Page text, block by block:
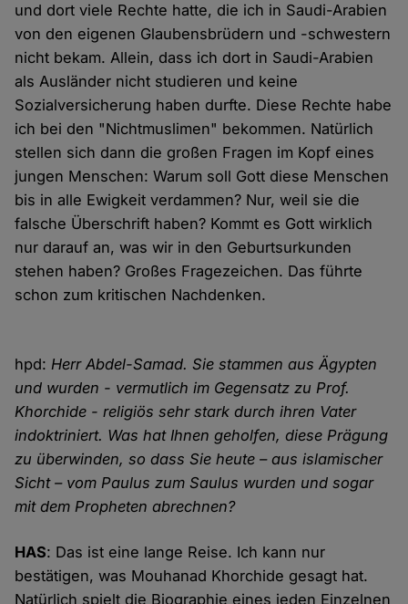
und dort viele Rechte hatte, die ich in Saudi-Arabien
von den eigenen Glaubensbrüdern und -schwestern
nicht bekam. Allein, dass ich dort in Saudi-Arabien
als Ausländer nicht studieren und keine
Sozialversicherung haben durfte. Diese Rechte habe
ich bei den "Nichtmuslimen" bekommen. Natürlich
stellen sich dann die großen Fragen im Kopf eines
jungen Menschen: Warum soll Gott diese Menschen
bis in alle Ewigkeit verdammen? Nur, weil sie die
falsche Überschrift haben? Kommt es Gott wirklich
nur darauf an, was wir in den Geburtsurkunden
stehen haben? Großes Fragezeichen. Das führte
schon zum kritischen Nachdenken.
hpd:Herr Abdel-Samad. Sie stammen aus Ägypten
und wurden - vermutlich im Gegensatz zu Prof.
Khorchide - religiös sehr stark durch ihren Vater
indoktriniert. Was hat Ihnen geholfen, diese Prägung
zu überwinden, so dass Sie heute – aus islamischer
Sicht – vom Paulus zum Saulus wurden und sogar
mit dem Propheten abrechnen?
HAS: Das ist eine lange Reise. Ich kann nur
bestätigen, was Mouhanad Khorchide gesagt hat.
Natürlich spielt die Biographie eines jeden Einzelnen